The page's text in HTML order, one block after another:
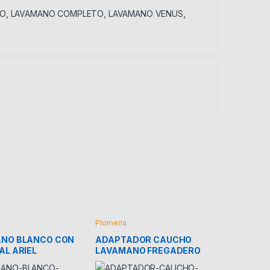
LAVAMANO COMPLETO LAVAMANO VENUS
BLANCO CON
ARIEL
Plomeria
ADAPTADOR CAUCHO
LAVAMANO FREGADERO
COFLEX